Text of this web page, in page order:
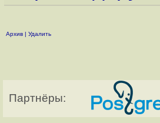
Архив | Удалить
Партнёры: